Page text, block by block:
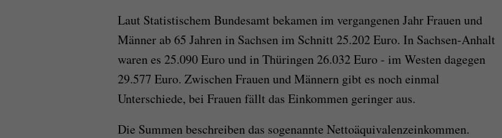
Laut Statistischem Bundesamt bekamen im vergangenen Jahr Frauen und
Männer ab 65 Jahren in Sachsen im Schnitt 25.202 Euro. In Sachsen-Anhalt
waren es 25.090 Euro und in Thüringen 26.032 Euro - im Westen dagegen
29.577 Euro. Zwischen Frauen und Männern gibt es noch einmal
Unterschiede, bei Frauen fällt das Einkommen geringer aus.
Die Summen beschreiben das sogenannte Nettoäquivalenzeinkommen.